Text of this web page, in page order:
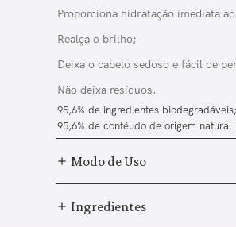
Proporciona hidratação imediata
Realça o brilho;
Deixa o cabelo sedoso e fácil de
Não deixa resíduos.
95,6% de ingredientes biodegradáveis;
95,6% de contéudo de origem natural
Modo de Uso
Ingredientes